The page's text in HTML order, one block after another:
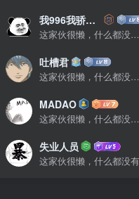
我996我骄傲了么
这家伙很懒，什么都没有写...
吐槽君
这家伙很懒，什么都没有写...
MADAO
这家伙很懒，什么都没有写...
失业人员